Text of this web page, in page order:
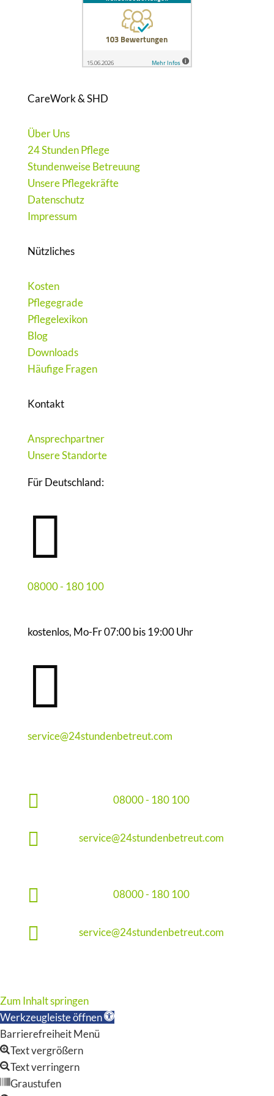
CareWork & SHD
Über Uns
24 Stunden Pflege
Stundenweise Betreuung
Unsere Pflegekräfte
Datenschutz
Impressum
Nützliches
Kosten
Pflegegrade
Pflegelexikon
Blog
Downloads
Häufige Fragen
Kontakt
Ansprechpartner
Unsere Standorte
Für Deutschland:

08000 - 180 100
kostenlos, Mo-Fr 07:00 bis 19:00 Uhr

service@24stundenbetreut.com
 08000 - 180 100
 service@24stundenbetreut.com
 08000 - 180 100
 service@24stundenbetreut.com
Zum Inhalt springen
Werkzeugleiste öffnen
Barrierefreiheit Menü
Text vergrößern
Text verringern
Graustufen